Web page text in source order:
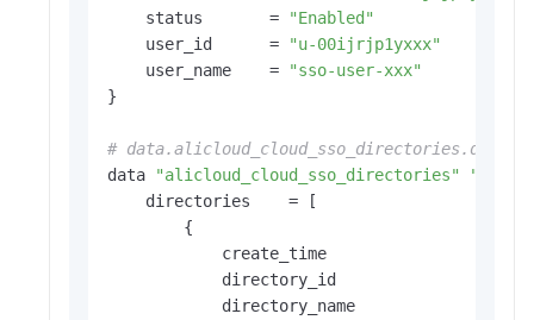
    status       =
"Enabled"
    user_id      =
"u-00ijrjp1yxxx"
    user_name    =
"sso-user-xxx"
}
#
data
"alicloud_cloud_sso_directories"
    directories    = [
        {
create_time
directory_id
directory_name